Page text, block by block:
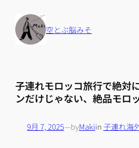
空とぶ脳みそ
子連れモロッコ旅行で絶対
ンだけじゃない、絶品モロ
9月 7, 2025—byMakiin子連れ海